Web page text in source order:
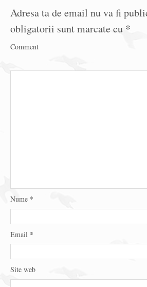
Adresa ta de email nu va fi
obligatorii sunt marcate cu *
Comment
Nume *
Email *
Site web